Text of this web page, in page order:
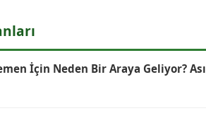
İçin Neden Bir Araya Geliyor?